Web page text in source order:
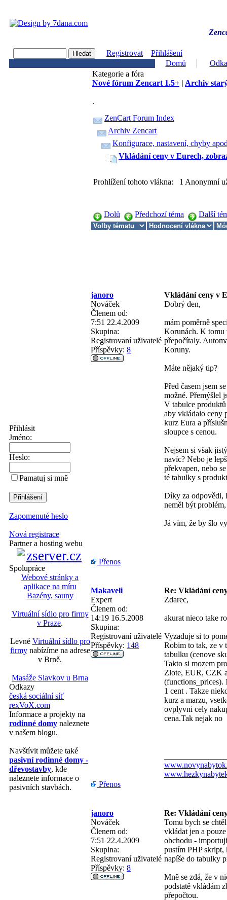
Registrovat
Přihlášení
Domů
Přihlásit
Jméno:
Heslo:
Pamatuj si mně
Zapomenuté heslo
Nová registrace
Partner a hosting webu
Spolupráce
Webové stránky a
aplikace na míru
Bazény, sauny
Virtuální sídlo pro firmy
v Praze.
Levné Virtuální sídlo pro
firmynabízíme na adrese
v Brně.
Masáže Slavkov u Brna
Odkazy
česká sociální síť
rexVoX.com
Informace a projekty na
rodinné domy naleznete
v našem blogu.
Navštívit můžete také
pasivní rodinné domy -
dřevostavby, kde
naleznete informace o
pasivních stavbách.
Kategorie a fóra
Nové fórum Zencart 1.5+ | Archiv
.
ZenCart Forum Index
Archiv Zencart
Konfigurace, nastavení, chyby
Vkládání ceny v Eurech,
Prohlížení tohoto vlákna: 1 Anonymní
Dolů Předchozí téma Další
janoro
Vkládání ceny v
Nováček
Členem od:
7:51 22.4.2009
Skupina:
Registrovaní uživatelé
Příspěvky: 8
Dobrý den,
mám poměrně
Korunách. K tomu
přepočítaly.
Koruny.
Máte nějaký tip?
Před časem jsem
možné. Přemýšlel
V tabulce
aby vkládalo ceny
kurz Eura a
sloupce s cenou.
Nejsem si však
navíc? Nebo je
překvapen, nebo
té tabulky s
Díky za odpovědi,
neměl být
Já vím, že by šlo
Přenos
Makaveli
Re: Vkládání
Expert
Členem od:
14:19 16.5.2008
Skupina:
Registrovaní uživatelé
Příspěvky: 148
Zdarec,
akurat nieco take
Vyzaduje si to
Robim to tak, ze v
tabulku (cenove
Takto si mozem
Zlote, EUR, CZK
(functions_prices).
1 cent . Takze
kurz a marzu,
ovplyvni cely
cena.Tak nejak no
Přenos
janoro
Re: Vkládání
Nováček
Členem od:
7:51 22.4.2009
Skupina:
Registrovaní uživatelé
Příspěvky: 8
Tomu bych se
vkládat jen a
obchodu -
pustím PHP skript,
napíše do tabulky
Mně se zdá, že v
podstatě vkládám
přepočtou.